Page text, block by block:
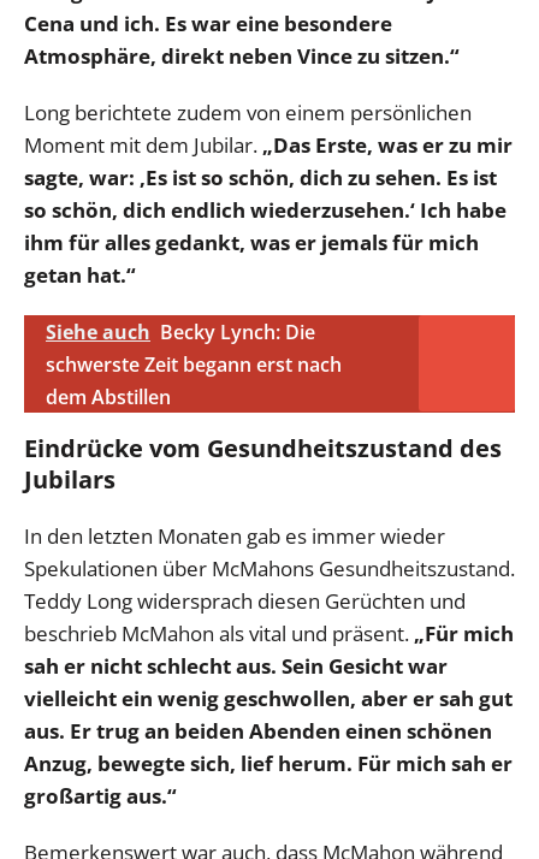
Cena und ich. Es war eine besondere
Atmosphäre, direkt neben Vince zu sitzen.“
Long berichtete zudem von einem persönlichen
Moment mit dem Jubilar. „Das Erste, was er zu mir
sagte, war: ‚Es ist so schön, dich zu sehen. Es ist
so schön, dich endlich wiederzusehen.‘ Ich habe
ihm für alles gedankt, was er jemals für mich
getan hat.“
Siehe auch Becky Lynch: Die
schwerste Zeit begann erst nach
dem Abstillen
Eindrücke vom Gesundheitszustand des
Jubilars
In den letzten Monaten gab es immer wieder
Spekulationen über McMahons Gesundheitszustand.
Teddy Long widersprach diesen Gerüchten und
beschrieb McMahon als vital und präsent. „Für mich
sah er nicht schlecht aus. Sein Gesicht war
vielleicht ein wenig geschwollen, aber er sah gut
aus. Er trug an beiden Abenden einen schönen
Anzug, bewegte sich, lief herum. Für mich sah er
großartig aus.“
Bemerkenswert war auch, dass McMahon während